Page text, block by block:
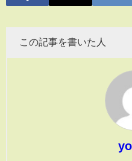
この記事を書いた人